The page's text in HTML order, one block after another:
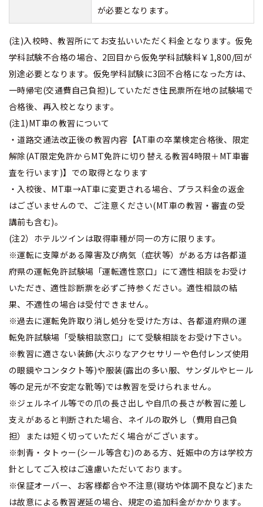
が必要となります。
(注)入校時、教習所にてお支払いいただく料金となります。仮免
学科試験不合格の場合、2回目から仮免学科試験料￥1,800/回が
別途必要となります。仮免学科試験に3回不合格になった方は、
一時帰宅(交通費自己負担)していただき住民票所在地の試験場で
合格後、再入校となります。
(注1)MT車の教習について
・道路交通法改正後の教習内容【AT車の卒業検定合格後、限定
解除(AT限定免許からMT免許に切り替える教習4時限＋MT車審
査を行います)】での取得となります
・入校後、MT車→AT車に変更される場合、プラス料金の返金
はございませんので、ご注意ください(MT車の教習・審査の受
講前も含む)。
(注2）ホテルツインは取得車種が同一の方に限ります。
※運転に支障がある障害及び病気（症状等）がある方は各都道
府県の運転免許試験場「運転適性窓口」にて適性相談をお受け
いただき、適性診断票を必ずご持参ください。適性相談の結
果、不適性の場合は受付できません。
※過去に運転免許取り消し処分を受けた方は、各都道府県の運
転免許試験場「受験相談窓口」にて受験相談をお受け下さい。
※教習に適さない装飾(大ぶりなアクセサリーや色付レンズ使用
の眼鏡やコンタクト等)や服装(露出の多い服、サンダルやヒール
等の足元が不安定な靴等)では教習を受けられません。
※ジェルネイル等での爪の長さ出しや自爪の長さが教習に差し
支えがあると判断された場合、ネイルの取外し（費用自己負
担）または短く切っていただく場合がございます。
※刺青・タトゥー(シール等含む)のある方、妊娠中の方は学校方
針としてご入校はご遠慮いただいております。
※保証オーバー、お客様都合や不注意(寝坊や体調不良など)また
は故意による教習遅延の場合、規定の追加料金がかかります。